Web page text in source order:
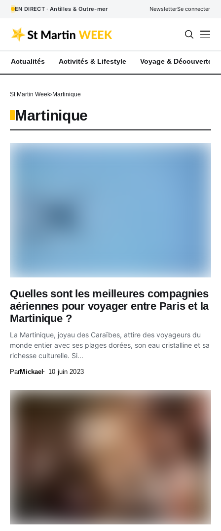
EN DIRECT · Antilles & Outre-mer NewsletterSe connecter
Actualités Activités & Lifestyle Voyage & Découverte
St Martin Week Martinique
Martinique
Quelles sont les meilleures compagnies
aériennes pour voyager entre Paris et la
Martinique ?
La Martinique, joyau des Caraïbes, attire des voyageurs du
monde entier avec ses plages dorées, son eau cristalline et sa
richesse culturelle. Si...
ParMickael 10 juin 2023